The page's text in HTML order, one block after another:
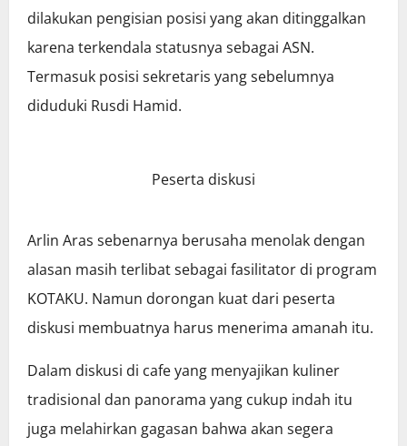
dilakukan pengisian posisi yang akan ditinggalkan
karena terkendala statusnya sebagai ASN.
Termasuk posisi sekretaris yang sebelumnya
diduduki Rusdi Hamid.
Peserta diskusi
Arlin Aras sebenarnya berusaha menolak dengan
alasan masih terlibat sebagai fasilitator di program
KOTAKU. Namun dorongan kuat dari peserta
diskusi membuatnya harus menerima amanah itu.
Dalam diskusi di cafe yang menyajikan kuliner
tradisional dan panorama yang cukup indah itu
juga melahirkan gagasan bahwa akan segera